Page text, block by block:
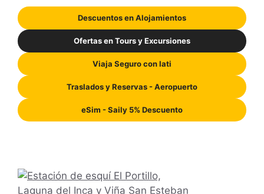
Descuentos en Alojamientos
Ofertas en Tours y Excursiones
Viaja Seguro con Iati
Traslados y Reservas - Aeropuerto
eSim - Saily 5% Descuento